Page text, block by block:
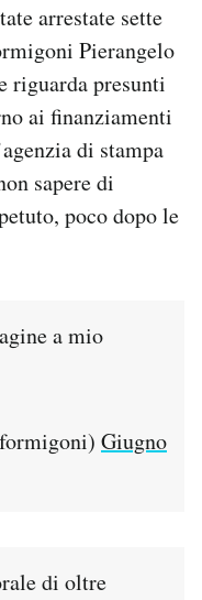
arrestate sette
Pierangelo
riguarda presunti
ai finanziamenti
di stampa
sapere di
poco dopo le
a mio
Giugno
di oltre